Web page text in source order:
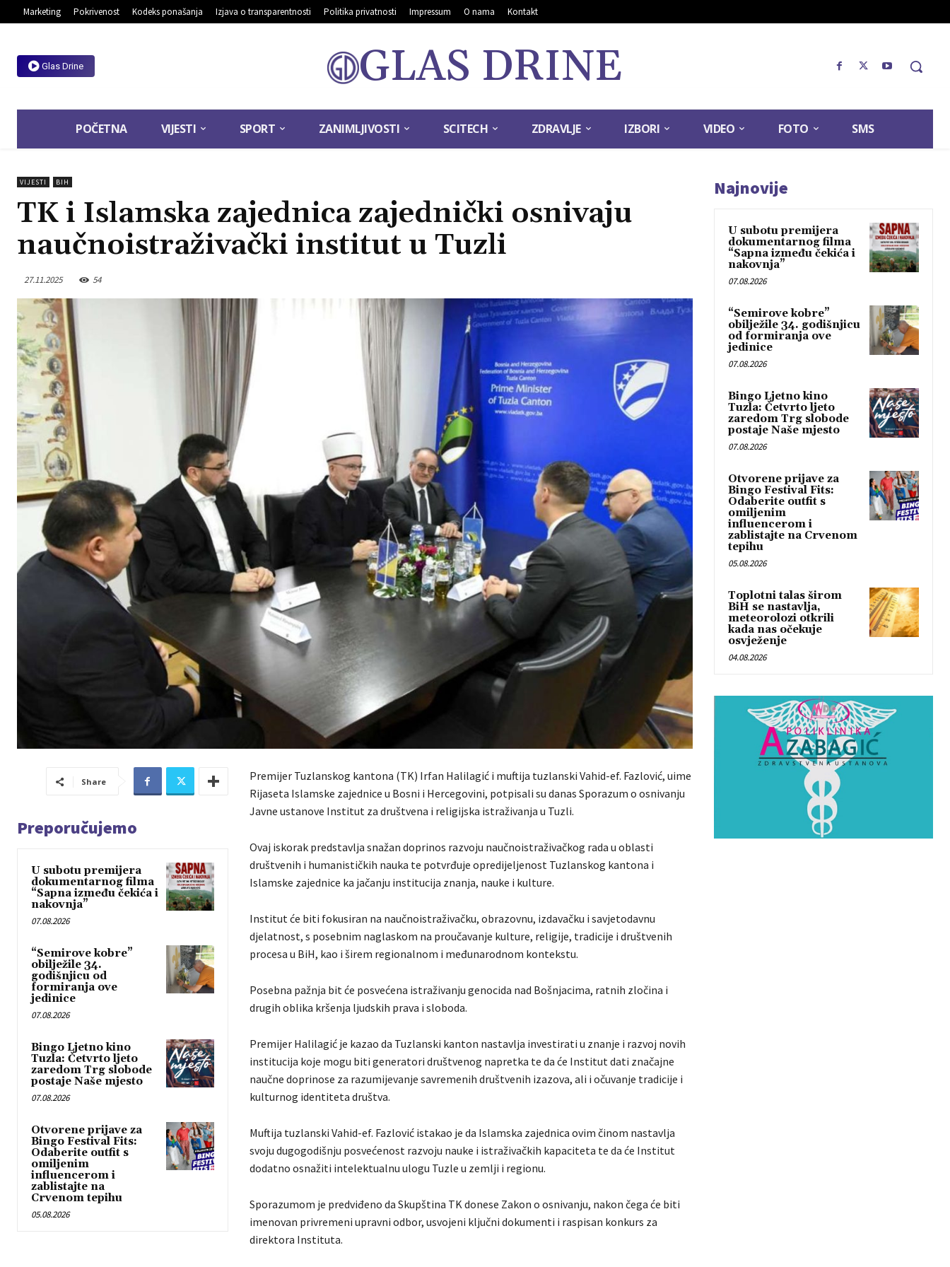
Marketing Pokrivenost Kodeks ponašanja Izjava o transparentnosti Politika privatnosti Impressum O nama Kontakt
Glas Drine GLAS DRINE
POČETNA VIJESTI SPORT ZANIMLJIVOSTI SCITECH ZDRAVLJE IZBORI VIDEO FOTO SMS
VIJESTI BIH
TK i Islamska zajednica zajednički osnivaju
naučnoistraživački institut u Tuzli
27.11.2025 54
Share
Preporučujemo
U subotu premijera
dokumentarnog filma
“Sapna između čekića i
nakovnja”
07.08.2026
“Semirove kobre”
obilježile 34.
godišnjicu od
formiranja ove
jedinice
07.08.2026
Bingo Ljetno kino
Tuzla: Četvrto ljeto
zaredom Trg slobode
postaje Naše mjesto
07.08.2026
Otvorene prijave za
Bingo Festival Fits:
Odaberite outfit s
omiljenim
influencerom i
zablistajte na
Crvenom tepihu
05.08.2026
Premijer Tuzlanskog kantona (TK) Irfan Halilagić i muftija tuzlanski Vahid-ef. Fazlović, uime
Rijaseta Islamske zajednice u Bosni i Hercegovini, potpisali su danas Sporazum o osnivanju
Javne ustanove Institut za društvena i religijska istraživanja u Tuzli.
Ovaj iskorak predstavlja snažan doprinos razvoju naučnoistraživačkog rada u oblasti
društvenih i humanističkih nauka te potvrđuje opredijeljenost Tuzlanskog kantona i
Islamske zajednice ka jačanju institucija znanja, nauke i kulture.
Institut će biti fokusiran na naučnoistraživačku, obrazovnu, izdavačku i savjetodavnu
djelatnost, s posebnim naglaskom na proučavanje kulture, religije, tradicije i društvenih
procesa u BiH, kao i širem regionalnom i međunarodnom kontekstu.
Posebna pažnja bit će posvećena istraživanju genocida nad Bošnjacima, ratnih zločina i
drugih oblika kršenja ljudskih prava i sloboda.
Premijer Halilagić je kazao da Tuzlanski kanton nastavlja investirati u znanje i razvoj novih
institucija koje mogu biti generatori društvenog napretka te da će Institut dati značajne
naučne doprinose za razumijevanje savremenih društvenih izazova, ali i očuvanje tradicije i
kulturnog identiteta društva.
Muftija tuzlanski Vahid-ef. Fazlović istakao je da Islamska zajednica ovim činom nastavlja
svoju dugogodišnju posvećenost razvoju nauke i istraživačkih kapaciteta te da će Institut
dodatno osnažiti intelektualnu ulogu Tuzle u zemlji i regionu.
Sporazumom je predviđeno da Skupština TK donese Zakon o osnivanju, nakon čega će biti
imenovan privremeni upravni odbor, usvojeni ključni dokumenti i raspisan konkurs za
direktora Instituta.
Najnovije
U subotu premijera
dokumentarnog filma
“Sapna između čekića i
nakovnja”
07.08.2026
“Semirove kobre”
obilježile 34. godišnjicu
od formiranja ove
jedinice
07.08.2026
Bingo Ljetno kino
Tuzla: Četvrto ljeto
zaredom Trg slobode
postaje Naše mjesto
07.08.2026
Otvorene prijave za
Bingo Festival Fits:
Odaberite outfit s
omiljenim
influencerom i
zablistajte na Crvenom
tepihu
05.08.2026
Toplotni talas širom
BiH se nastavlja,
meteorolozi otkrili
kada nas očekuje
osvježenje
04.08.2026